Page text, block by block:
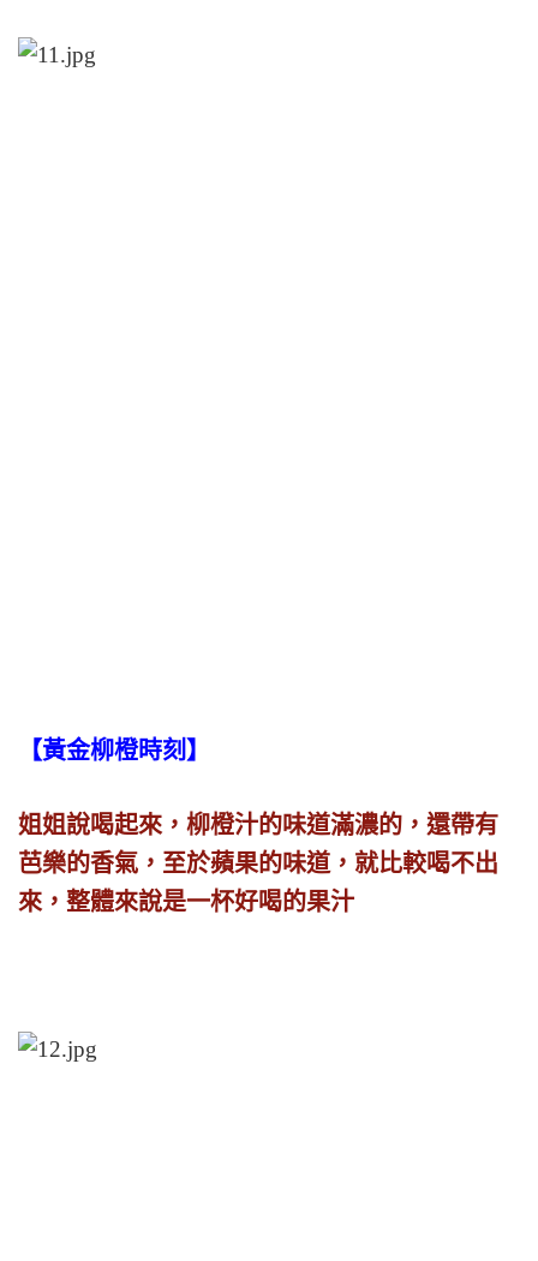
【黃金柳橙時刻】
姐姐說喝起來，柳橙汁的味道滿濃的，還帶有
芭樂的香氣，至於蘋果的味道，就比較喝不出
來，整體來說是一杯好喝的果汁